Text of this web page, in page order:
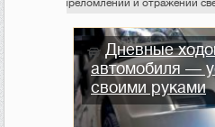
преломлении и отражении
Дневные
автомобиля —
своими руками